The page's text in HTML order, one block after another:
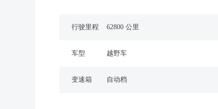
行驶里程 62800 公里
车型 越野车
变速箱 自动档